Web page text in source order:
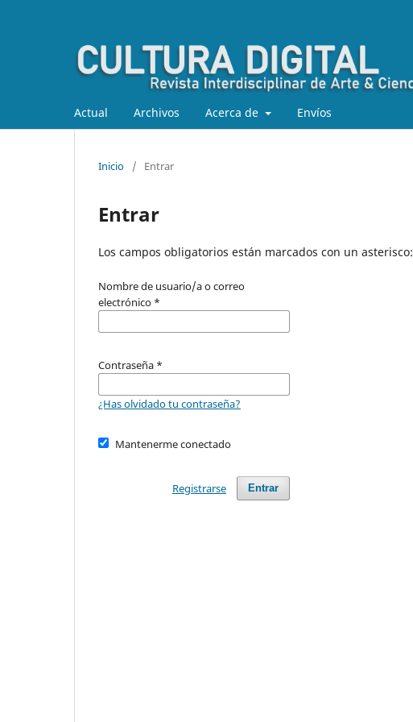
Actual Archivos Acerca de Envíos
Inicio / Entrar
Entrar
Los campos obligatorios están marcados con un asterisco:
Nombre de usuario/a o correo
electrónico *
Contraseña *
¿Has olvidado tu contraseña?
Mantenerme conectado
Entrar
Registrarse